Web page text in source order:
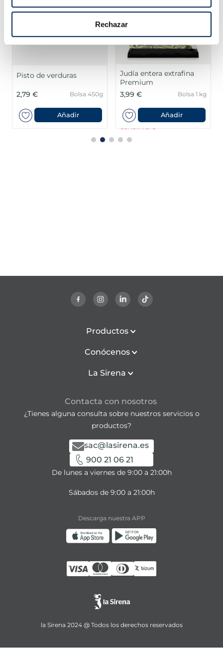
Rechazar
Pisto de verduras
2,79 € Bolsa 450g
Añadir
Judía entera extrafina
Premium
3,99 €
COMBINABLE
Bolsa 1 kg
Añadir
Productos
Conócenos
La Sirena
Contacta con nosotros
¿Tienes alguna consulta sobre nuestros servicios o
productos?
sac@lasirena.es
900 21 06 21
De lunes a viernes de 9:00 a 21:00h
Sábados de 9:00 a 21:00h
Descarga nuestra APP
la Sirena 2024 @ Todos los derechos reservados